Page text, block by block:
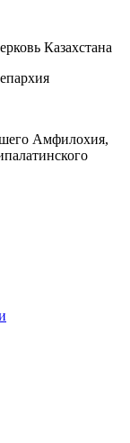
Казахстана
Амфилохия,